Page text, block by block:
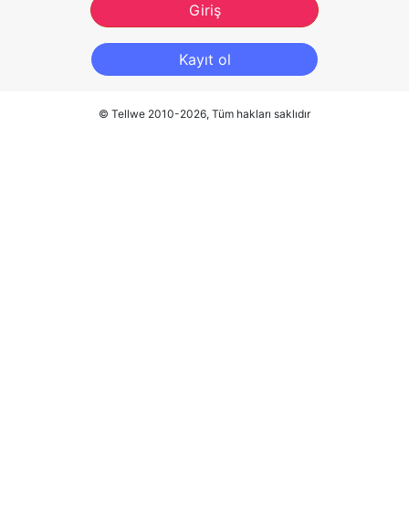
Giriş
Kayıt ol
© Tellwe 2010-2026, Tüm hakları saklıdır